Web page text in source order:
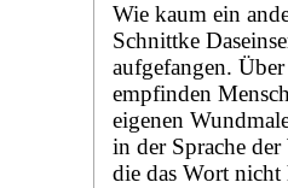
Wie kaum ein
Schnittke
aufgefangen.
empfinden
eigenen
in der Sprache
die das Wort nicht